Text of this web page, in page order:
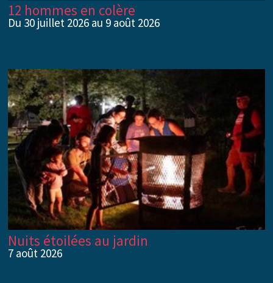
12 hommes en colère
Du 30 juillet 2026 au 9 août 2026
Nuits étoilées au jardin
7 août 2026